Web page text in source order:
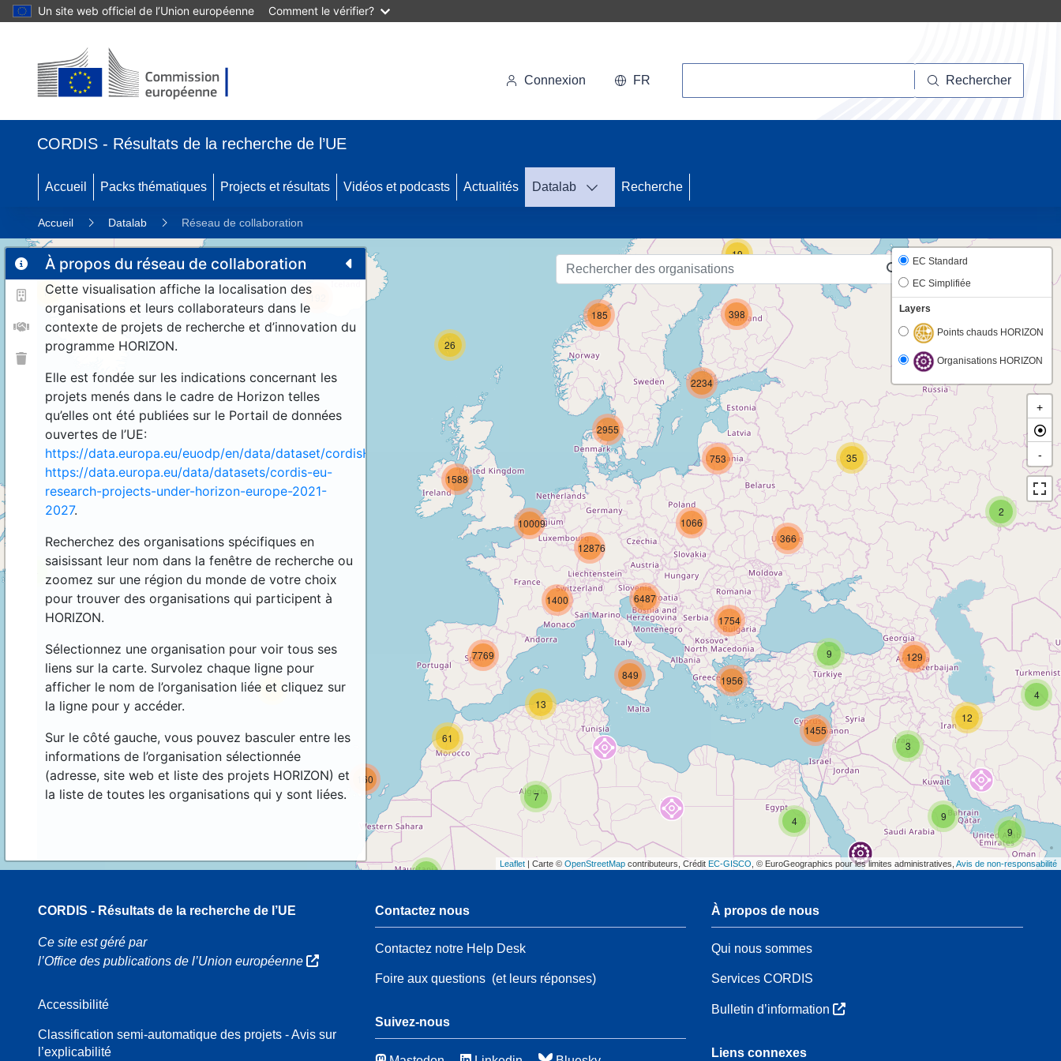
Un site web officiel de l’Union européenne Comment le vérifier?
Connexion FR Rechercher
CORDIS - Résultats de la recherche de l’UE
Accueil Packs thématiques Projects et résultats Vidéos et podcasts Actualités Datalab Recherche
Accueil Datalab Réseau de collaboration
À propos du réseau de collaboration
Cette visualisation affiche la localisation des
organisations et leurs collaborateurs dans le
contexte de projets de recherche et d’innovation du
programme HORIZON.
Elle est fondée sur les indications concernant les
projets menés dans le cadre de Horizon telles
qu’elles ont été publiées sur le Portail de données
ouvertes de l’UE:
https://data.europa.eu/euodp/en/data/dataset/cordisH2020projects.
https://data.europa.eu/data/datasets/cordis-eu-
research-projects-under-horizon-europe-2021-
2027.
Recherchez des organisations spécifiques en
saisissant leur nom dans la fenêtre de recherche ou
zoomez sur une région du monde de votre choix
pour trouver des organisations qui participent à
HORIZON.
Sélectionnez une organisation pour voir tous ses
liens sur la carte. Survolez chaque ligne pour
afficher le nom de l’organisation liée et cliquez sur
la ligne pour y accéder.
Sur le côté gauche, vous pouvez basculer entre les
informations de l’organisation sélectionnée
(adresse, site web et liste des projets HORIZON) et
la liste de toutes les organisations qui y sont liées.
2
21
40
11
26
192
2
9
9
4
7
44
160
1588
13
61
7769
3
12
129
849
366
35
1754
753
4
9
1455
1956
86
185
19
398
2234
1400
1066
2955
10009
6487
12876
EC Standard
EC Simplifiée
Layers
Points chauds HORIZON
Organisations HORIZON
+
-
Leaflet | Carte © OpenStreetMap contributeurs, Crédit EC-GISCO , © EuroGeographics pour les limites administratives, Avis de non-responsabilité
CORDIS - Résultats de la recherche de l’UE
Ce site est géré par
l’Office des publications de l’Union européenne
Accessibilité
Classification semi-automatique des projets - Avis sur
l’explicabilité
Contactez nous
Contactez notre Help Desk
Foire aux questions(et leurs réponses)
Suivez-nous
À propos de nous
Qui nous sommes
Services CORDIS
Bulletin d’information
Liens connexes